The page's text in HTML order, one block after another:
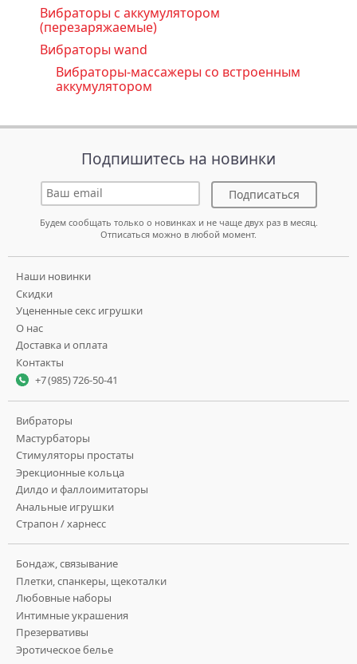
Вибраторы с аккумулятором
(перезаряжаемые)
Вибраторы wand
Вибраторы-массажеры со встроенным
аккумулятором
Подпишитесь на новинки
Подписаться
Будем сообщать только о новинках и не чаще двух раз в месяц.
Отписаться можно в любой момент.
Наши новинки
Скидки
Уцененные секс игрушки
О нас
Доставка и оплата
Контакты
+7 (985) 726-50-41
Вибраторы
Мастурбаторы
Стимуляторы простаты
Эрекционные кольца
Дилдо и фаллоимитаторы
Анальные игрушки
Страпон / харнесс
Бондаж, связывание
Плетки, спанкеры, щекоталки
Любовные наборы
Интимные украшения
Презервативы
Эротическое белье